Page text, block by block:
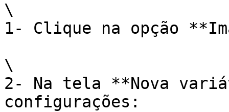
\
1- Clique na opção
\
2- Na tela **Nova
configurações: